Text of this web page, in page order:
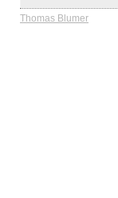
Thomas Blumer